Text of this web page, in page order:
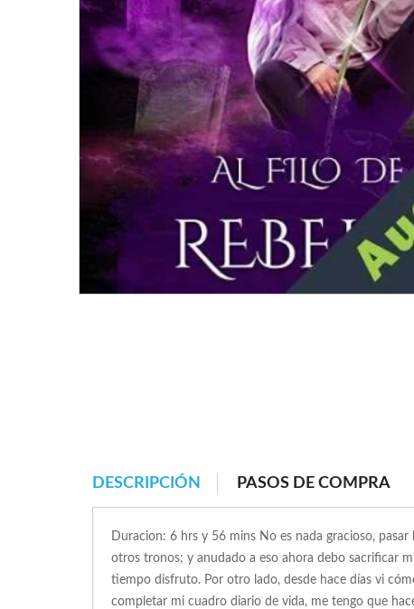
DESCRIPCIÓN PASOS DE COMPRA
Duracion: 6 hrs y 56 mins No es nada gracioso,
otros tronos; y anudado a eso ahora debo sacrificar
tiempo disfruto. Por otro lado, desde hace días vi
completar mi cuadro diario de vida, me tengo que